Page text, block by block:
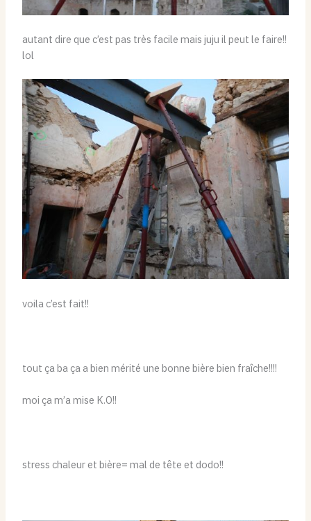
autant dire que c’est pas très facile mais juju il peut le faire!!
lol
voila c’est fait!!
tout ça ba ça a bien mérité une bonne bière bien fraîche!!!!
moi ça m’a mise K.O!!
stress chaleur et bière= mal de tête et dodo!!